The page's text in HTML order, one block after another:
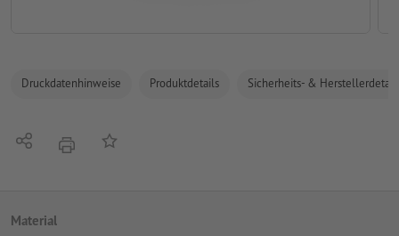
Druckdatenhinweise Produktdetails Sicherheits- &
Teilen DruckenAuf die Merkliste
Material